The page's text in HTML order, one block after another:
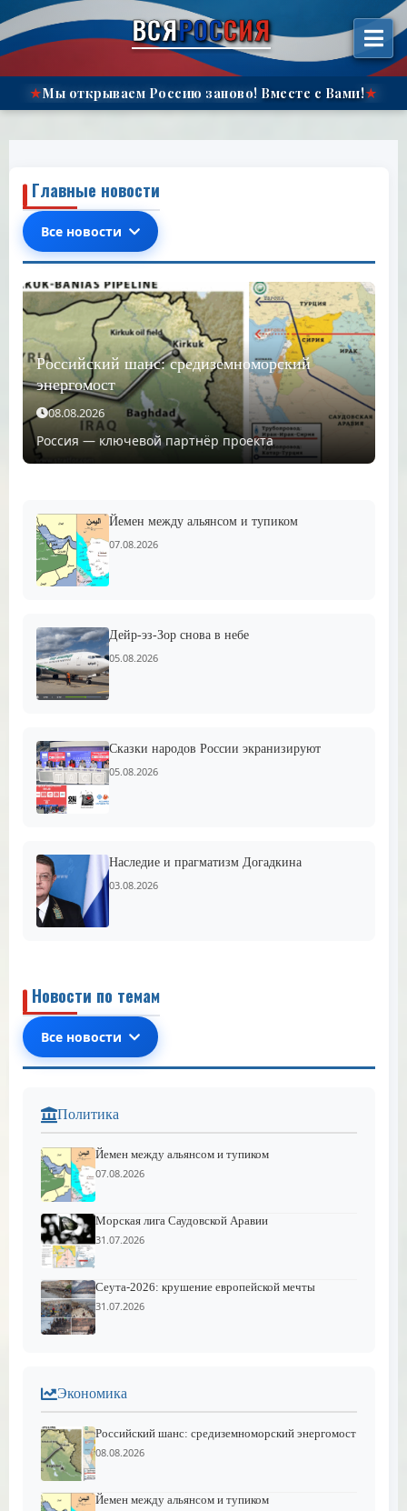
إلى
ВСЯРОССИЯ
★Мы открываем Россию заново! Вместе с Вами!★
Главные новости
Все новости
Российский шанс: средиземноморский
энергомост
08.08.2026
Россия — ключевой партнёр проекта
Йемен между альянсом и тупиком
07.08.2026
Дейр-эз-Зор снова в небе
05.08.2026
Сказки народов России экранизируют
05.08.2026
Наследие и прагматизм Догадкина
03.08.2026
Новости по темам
Все новости
Политика
Йемен между альянсом и тупиком
07.08.2026
Морская лига Саудовской Аравии
31.07.2026
Сеута-2026: крушение европейской мечты
31.07.2026
Экономика
Российский шанс: средиземноморский энергомост
08.08.2026
Йемен между альянсом и тупиком